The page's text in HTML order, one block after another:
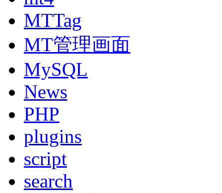
MTTag
MT管理画面
MySQL
News
PHP
plugins
script
search